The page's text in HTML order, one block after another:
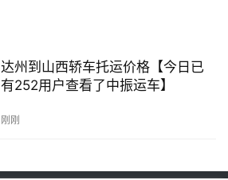
达州到山西轿车托运价格【今日已
有252用户查看了中振运车】
刚刚